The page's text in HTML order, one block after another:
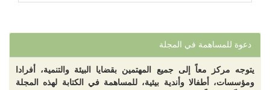
دعوة للمساهمة في المجلة
يتوجه مركز معاً إلى جميع المهتمين بقضايا البيئة والتنمية، أفرادا
ومؤسسات، أطفالا وأندية بيئية، للمساهمة في الكتابة لهذه المجلة